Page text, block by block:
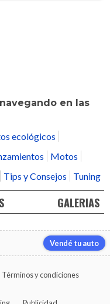
en las
ecológicos
Motos
Tips y Consejos Tuning
GALERIAS
Vendé tu auto
Términos y condiciones